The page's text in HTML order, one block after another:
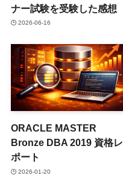
ナー試験を受験した感想
2026-06-16
ORACLE MASTER
Bronze DBA 2019 資格レ
ポート
2026-01-20